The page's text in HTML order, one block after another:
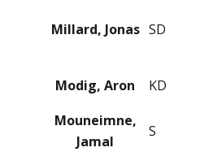
Millard, Jonas SD
Modig, Aron KD
Mouneimne,
Jamal
S